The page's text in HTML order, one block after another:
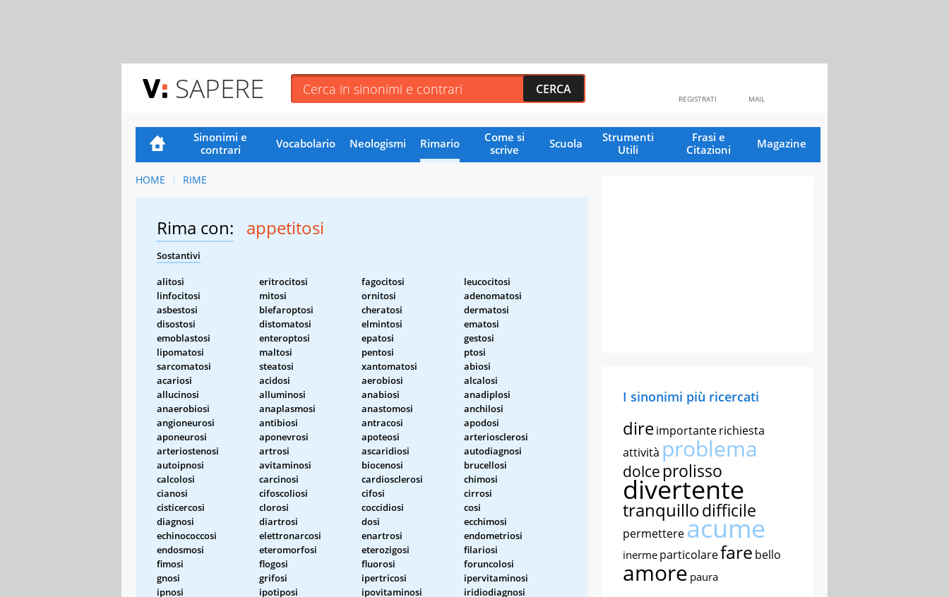
SAPERE MAIL
REGISTRATI
Sinonimi e
contrari
Vocabolario Neologismi Rimario
Come si
scrive
Scuola
Strumenti
Utili
Frasi e
Citazioni
Magazine
HOME RIME
Rima con: appetitosi
Sostantivi
alitosi eritrocitosi fagocitosi
leucocitosi
linfocitosi
mitosi ornitosi
adenomatosi
asbestosi
blefaroptosi cheratosi
dermatosi
disostosi
distomatosi elmintosi
ematosi
emoblastosi
enteroptosi epatosi
gestosi
lipomatosi
maltosi pentosi
ptosi
sarcomatosi
steatosi xantomatosi
abiosi
acariosi
acidosi aerobiosi
alcalosi
allucinosi
alluminosi anabiosi
anadiplosi
anaerobiosi
anaplasmosi anastomosi
anchilosi
angioneurosi
antibiosi antracosi
apodosi
aponeurosi
aponevrosi apoteosi
arteriosclerosi
arteriostenosi
artrosi ascaridiosi
autodiagnosi
autoipnosi
avitaminosi biocenosi
brucellosi
calcolosi
carcinosi cardiosclerosi
chimosi
cianosi
cifoscoliosi cifosi
cirrosi
cisticercosi
clorosi coccidiosi
cosi
diagnosi
diartrosi dosi
ecchimosi
echinococcosi
elettronarcosi enartrosi
endometriosi
endosmosi
eteromorfosi eterozigosi
filariosi
fimosi
flogosi fluorosi
foruncolosi
gnosi
grifosi ipertricosi
ipervitaminosi
ipnosi
ipotiposi ipovitaminosi
iridiodiagnosi
I sinonimi più ricercati
direimportanterichiesta
attività problema
dolce prolisso
divertente
tranquillodifficile
permettereacume
inerme particolarefare bello
amore paura